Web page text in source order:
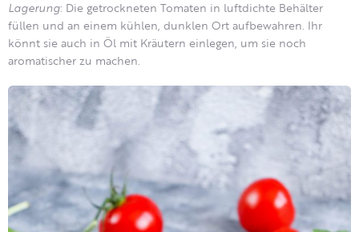
Lagerung: Die getrockneten Tomaten in luftdichte Behälter
füllen und an einem kühlen, dunklen Ort aufbewahren. Ihr
könnt sie auch in Öl mit Kräutern einlegen, um sie noch
aromatischer zu machen.